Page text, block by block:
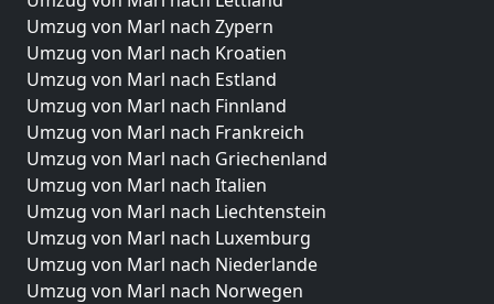
Umzug von Marl nach Zypern
Umzug von Marl nach Kroatien
Umzug von Marl nach Estland
Umzug von Marl nach Finnland
Umzug von Marl nach Frankreich
Umzug von Marl nach Griechenland
Umzug von Marl nach Italien
Umzug von Marl nach Liechtenstein
Umzug von Marl nach Luxemburg
Umzug von Marl nach Niederlande
Umzug von Marl nach Norwegen